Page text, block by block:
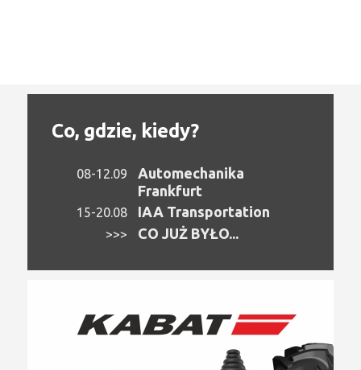
Co, gdzie, kiedy?
08-12.09
Automechanika
Frankfurt
15-20.08 IAA Transportation
>>> CO JUŻ BYŁO...